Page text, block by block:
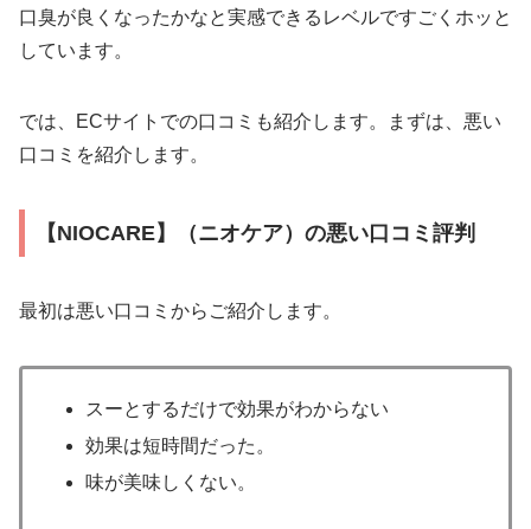
口臭が良くなったかなと実感できるレベルですごくホッと
しています。
では、ECサイトでの口コミも紹介します。まずは、悪い
口コミを紹介します。
【NIOCARE】（ニオケア）の悪い口コミ評判
最初は悪い口コミからご紹介します。
スーとするだけで効果がわからない
効果は短時間だった。
味が美味しくない。